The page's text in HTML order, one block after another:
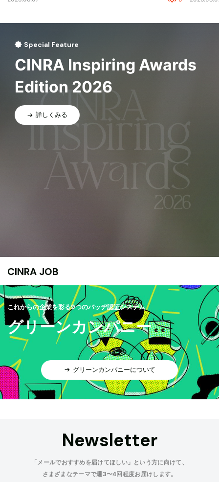
Special Feature
CINRA Inspiring Awards
Edition 2026
詳しくみる
CINRA JOB
これからの企業を彩る9つのバッヂ認証システム
グリーンカンパニー
グリーンカンパニーについて
Newsletter
「メールでおすすめを届けてほしい」という方に向けて、
さまざまなテーマで週3〜4回程度お届けします。